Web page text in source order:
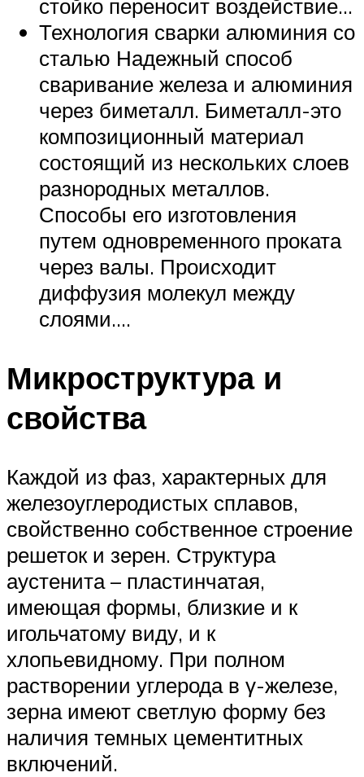
стойко переносит воздействие…
Технология сварки алюминия со
сталью Надежный способ
сваривание железа и алюминия
через биметалл. Биметалл-это
композиционный материал
состоящий из нескольких слоев
разнородных металлов.
Способы его изготовления
путем одновременного проката
через валы. Происходит
диффузия молекул между
слоями.…
Микроструктура и
свойства
Каждой из фаз, характерных для
железоуглеродистых сплавов,
свойственно собственное строение
решеток и зерен. Структура
аустенита – пластинчатая,
имеющая формы, близкие и к
игольчатому виду, и к
хлопьевидному. При полном
растворении углерода в γ-железе,
зерна имеют светлую форму без
наличия темных цементитных
включений.